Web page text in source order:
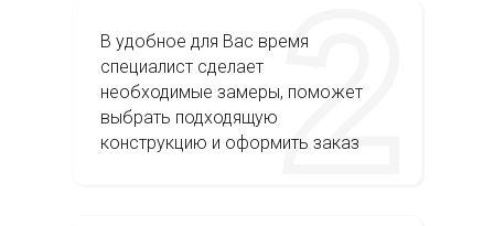
В удобное для Вас время
специалист сделает
необходимые замеры, поможет
выбрать подходящую
конструкцию и оформить заказ